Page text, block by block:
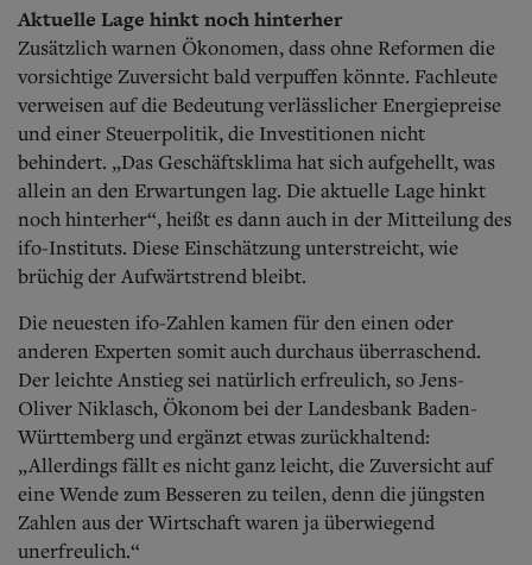
Aktuelle Lage hinkt noch hinterher
Zusätzlich warnen Ökonomen, dass ohne Reformen die
vorsichtige Zuversicht bald verpuffen könnte. Fachleute
verweisen auf die Bedeutung verlässlicher Energiepreise
und einer Steuerpolitik, die Investitionen nicht
behindert. „Das Geschäftsklima hat sich aufgehellt, was
allein an den Erwartungen lag. Die aktuelle Lage hinkt
noch hinterher“, heißt es dann auch in der Mitteilung des
ifo-Instituts. Diese Einschätzung unterstreicht, wie
brüchig der Aufwärtstrend bleibt.
Die neuesten ifo-Zahlen kamen für den einen oder
anderen Experten somit auch durchaus überraschend.
Der leichte Anstieg sei natürlich erfreulich, so Jens-
Oliver Niklasch, Ökonom bei der Landesbank Baden-
Württemberg und ergänzt etwas zurückhaltend:
„Allerdings fällt es nicht ganz leicht, die Zuversicht auf
eine Wende zum Besseren zu teilen, denn die jüngsten
Zahlen aus der Wirtschaft waren ja überwiegend
unerfreulich.“